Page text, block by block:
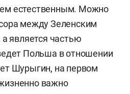
естественным. Можно
между Зеленским
является частью
Польша в отношении
Шурыгин, на первом
важно